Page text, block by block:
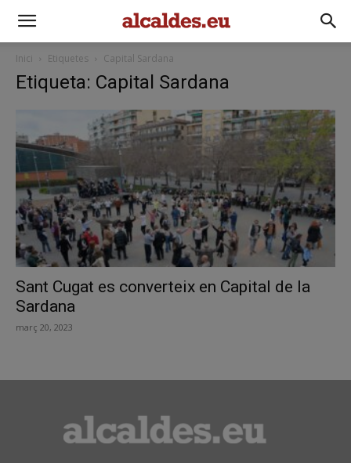
Inici Etiquetes Capital Sardana
Etiqueta: Capital Sardana
Sant Cugat es converteix en Capital de la
Sardana
març 20, 2023